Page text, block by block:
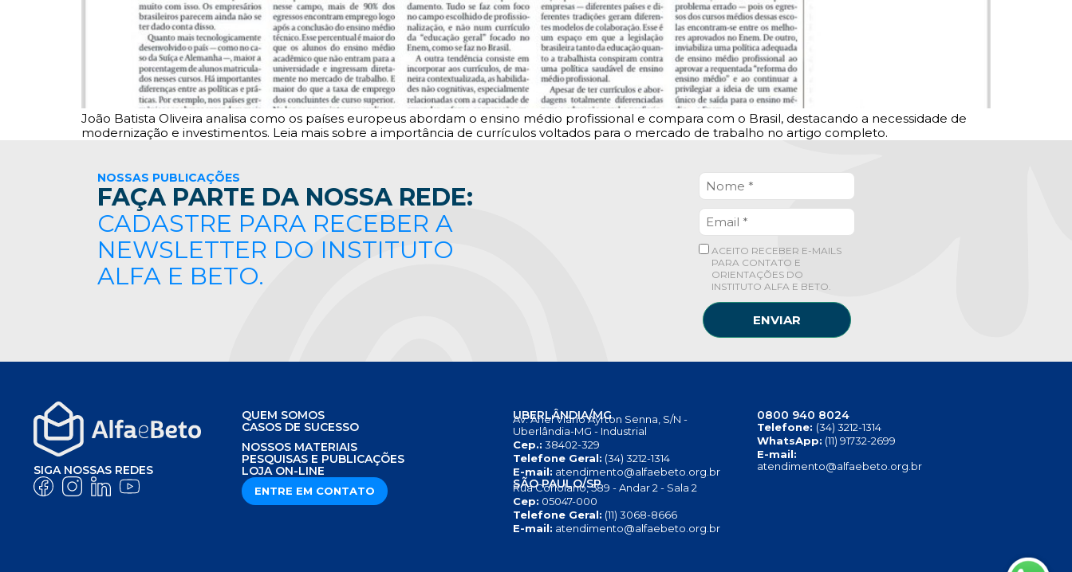
João Batista Oliveira analisa como os países europeus abordam o ensino médio profissional e compara com o Brasil, destacando a necessidade de
modernização e investimentos. Leia mais sobre a importância de currículos voltados para o mercado de trabalho no artigo completo.
NOSSAS PUBLICAÇÕES
FAÇA PARTE DA NOSSA REDE:
CADASTRE PARA RECEBER A
NEWSLETTER DO INSTITUTO
ALFA E BETO.
ACEITO RECEBER E-MAILS
PARA CONTATO E
ORIENTAÇÕES DO
INSTITUTO ALFA E BETO.
ENVIAR
SIGA NOSSAS REDES
QUEM SOMOS
CASOS DE SUCESSO
NOSSOS MATERIAIS
PESQUISAS E PUBLICAÇÕES
LOJA ON-LINE
ENTRE EM CONTATO
UBERLÂNDIA/MG
Av. Anel Viário Ayrton Senna, S/N -
Uberlândia-MG - Industrial
Cep.: 38402-329
Telefone Geral: (34) 3212-1314
E-mail: atendimento@alfaebeto.org.br
SÃO PAULO/SP
Rua Coriolano, 589 - Andar 2 - Sala 2
Cep: 05047-000
Telefone Geral: (11) 3068-8666
E-mail: atendimento@alfaebeto.org.br
0800 940 8024
Telefone: (34) 3212-1314
WhatsApp: (11) 91732-2699
E-mail:
atendimento@alfaebeto.org.br